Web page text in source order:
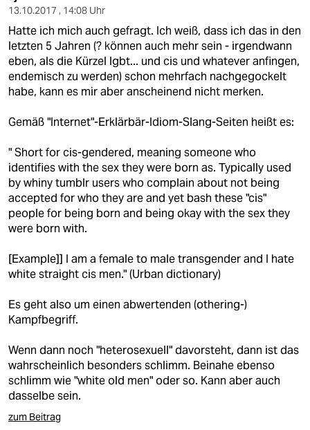
13.10.2017 , 14:08 Uhr
Hatte ich mich auch gefragt. Ich weiß, dass ich das in den
letzten 5 Jahren (? können auch mehr sein - irgendwann
eben, als die Kürzel lgbt... und cis und whatever anfingen,
endemisch zu werden) schon mehrfach nachgegockelt
habe, kann es mir aber anscheinend nicht merken.
Gemäß "Internet"-Erklärbär-Idiom-Slang-Seiten heißt es:
" Short for cis-gendered, meaning someone who
identifies with the sex they were born as. Typically used
by whiny tumblr users who complain about not being
accepted for who they are and yet bash these "cis"
people for being born and being okay with the sex they
were born with.
[Example]] I am a female to male transgender and I hate
white straight cis men." (Urban dictionary)
Es geht also um einen abwertenden (othering-)
Kampfbegriff.
Wenn dann noch "heterosexuell" davorsteht, dann ist das
wahrscheinlich besonders schlimm. Beinahe ebenso
schlimm wie "white old men" oder so. Kann aber auch
dasselbe sein.
zum Beitrag